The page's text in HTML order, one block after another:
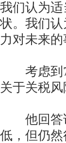
我们认为
状。我们
力对未来
考虑到7
关于关税
他回答说
低，但仍